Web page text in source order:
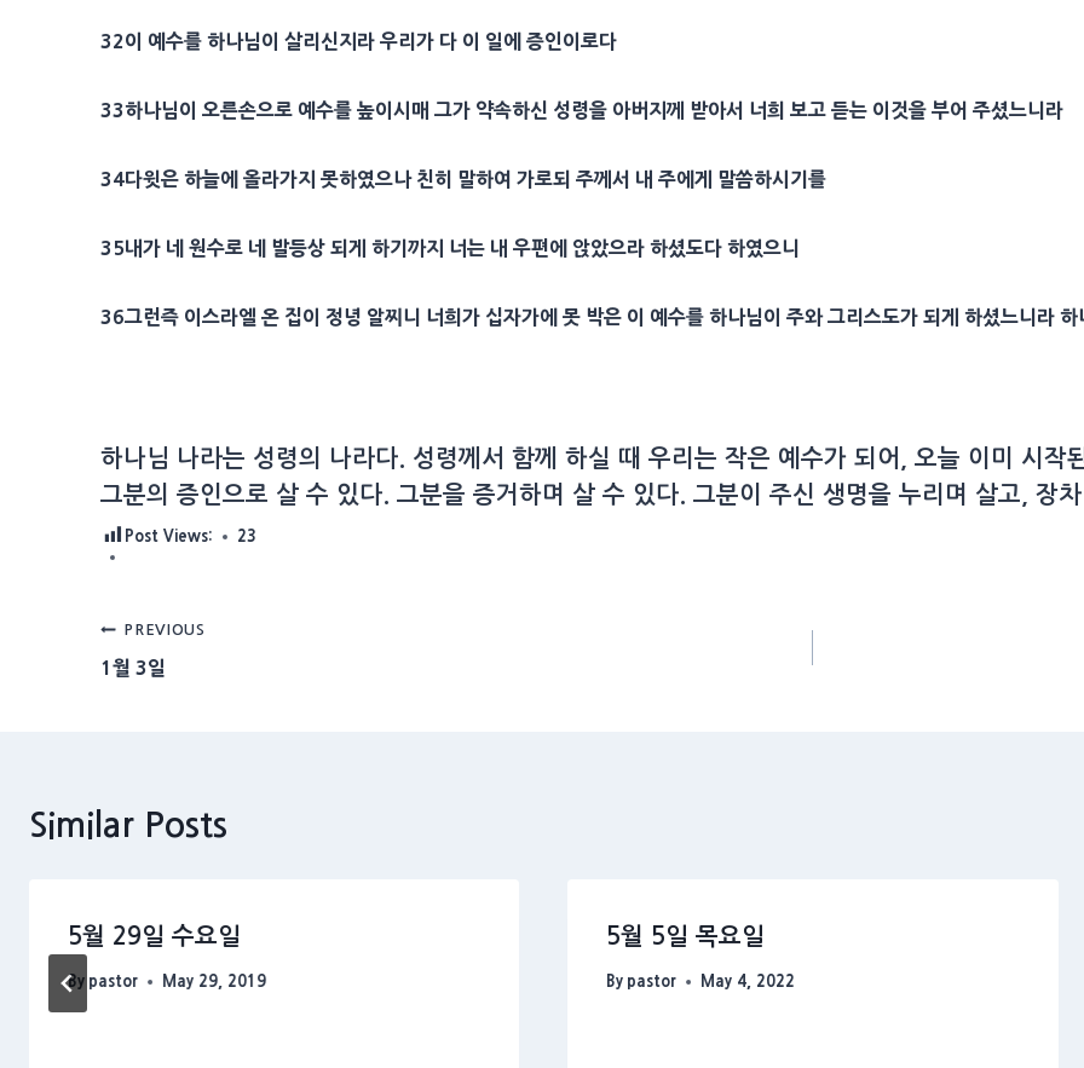
32이 예수를 하나님이 살리신지라 우리가 다 이 일에증인이로다
33하나님이 오른손으로 예수를 높이시매 그가 약속하신 성령을 아버지께 받아서 너희 보고 듣는 이것을 부어 주셨느니라
34다윗은하늘에 올라가지 못하였으나 친히 말하여 가로되 주께서 내 주에게 말씀하시기를
35내가 네 원수로 네 발등상 되게 하기까지 너는 내 우편에 앉았으라 하셨도다 하였으니
36그런즉 이스라엘 온 집이 정녕 알찌니 너희가 십자가에 못 박은 이 예수를 하나님이 주와그리스도가 되게 하셨느니라 하
하나님 나라는 성령의 나라다. 성령께서 함께 하실 때 우리는 작은 예수가 되어, 오늘 이미 시작
그분의 증인으로 살 수 있다. 그분을 증거하며 살 수 있다. 그분이 주신 생명을 누리며 살고, 장
Post Views: 23
Post
navigation
PREVIOUS
1월 3일
Similar Posts
5월 29일 수요일
By pastor May 29, 2019
5월 5일 목요일
By pastor May 4, 2022